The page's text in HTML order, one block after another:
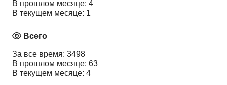
В прошлом месяце: 4
В текущем месяце: 1
Всего
За все время: 3498
В прошлом месяце: 63
В текущем месяце: 4